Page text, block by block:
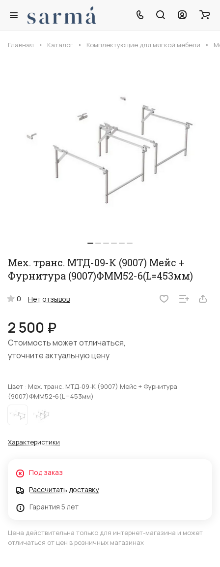
Главная Каталог Комплектующие для мягкой мебели
Мех. транс. МТД-09-К (9007) Мейс +
Фурнитура (9007)ФММ52-6(L=453мм)
0 Нет отзывов
2 500 ₽
Стоимость может отличаться,
уточните актуальную цену
Цвет : Мех. транс. МТД-09-К (9007) Мейс + Фурнитура
(9007)ФММ52-6(L=453мм)
Характеристики
Под заказ
Рассчитать доставку
Гарантия 5 лет
Цена действительна только для интернет-магазина и может
отличаться от цен в розничных магазинах